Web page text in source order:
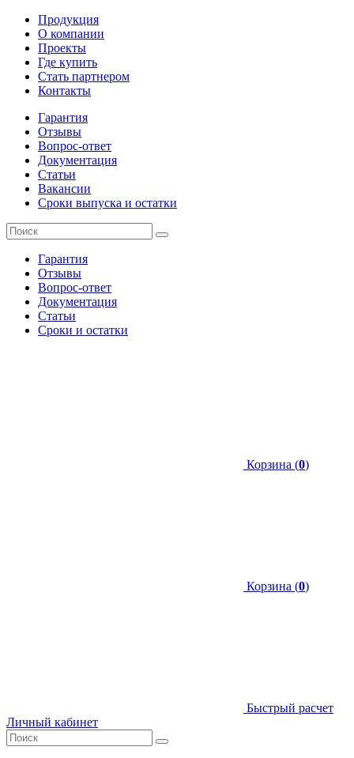
Продукция
О компании
Проекты
Где купить
Стать партнером
Контакты
Гарантия
Отзывы
Вопрос-ответ
Документация
Статьи
Вакансии
Сроки выпуска и остатки
Гарантия
Отзывы
Вопрос-ответ
Документация
Статьи
Сроки и остатки
Корзина (0)
Корзина (0)
Быстрый расчет
Личный кабинет